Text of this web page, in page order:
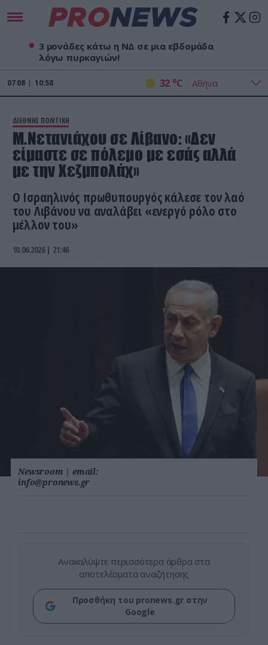
3 μονάδες κάτω η ΝΔ σε μια εβδομάδα
λόγω πυρκαγιών!
07 08 10:58 32 oC
ΔΙΕΘΝΗΣ ΠΟΛΙΤΙΚΗ
Μ.Νετανιάχου σε Λίβανο: «Δεν
είμαστε σε πόλεμο με εσάς αλλά
με την Χεζμπολάχ»
Ο Ισραηλινός πρωθυπουργός κάλεσε τον λαό
του Λιβάνου να αναλάβει «ενεργό ρόλο στο
μέλλον του»
10.06.2026 | 21:46
Newsroom | email:
info@pronews.gr
Ανακαλύψτε περισσότερα άρθρα στα
αποτελέσματα αναζήτησης
Προσθήκη του pronews.gr στην
Google